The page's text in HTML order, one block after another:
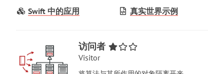
Swift 中的应用
真实世界示例
访问者
Visitor